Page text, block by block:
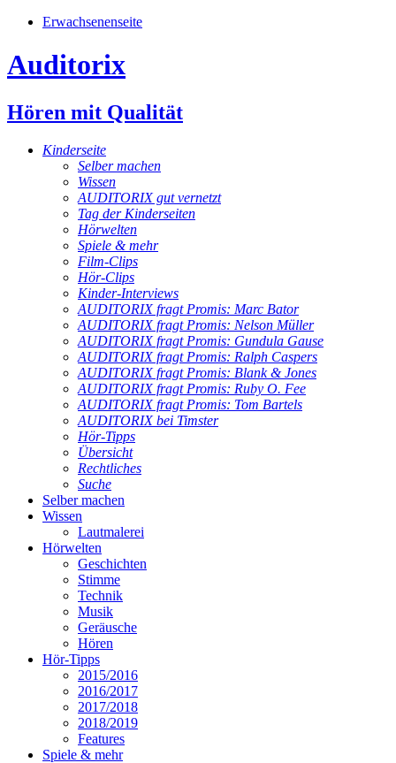
Erwachsenenseite
Auditorix
Hören mit Qualität
Kinderseite
Selber machen
Wissen
AUDITORIX gut vernetzt
Tag der Kinderseiten
Hörwelten
Spiele & mehr
Film-Clips
Hör-Clips
Kinder-Interviews
AUDITORIX fragt Promis: Marc Bator
AUDITORIX fragt Promis: Nelson Müller
AUDITORIX fragt Promis: Gundula Gause
AUDITORIX fragt Promis: Ralph Caspers
AUDITORIX fragt Promis: Blank & Jones
AUDITORIX fragt Promis: Ruby O. Fee
AUDITORIX fragt Promis: Tom Bartels
AUDITORIX bei Timster
Hör-Tipps
Übersicht
Rechtliches
Suche
Selber machen
Wissen
Lautmalerei
Hörwelten
Geschichten
Stimme
Technik
Musik
Geräusche
Hören
Hör-Tipps
2015/2016
2016/2017
2017/2018
2018/2019
Features
Spiele & mehr